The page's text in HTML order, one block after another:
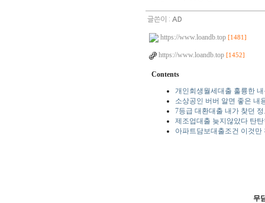
글쓴이 : AD
https://www.loandb.top [1481]
https://www.loandb.top [1452]
Contents
개인회생월세대출 훌륭한
소상공인 버버 알면 좋은 내
7등급 대환대출 내가 찾던 정
제조업대출 늦지않았다 탄
아파트담보대출조건 이것
무